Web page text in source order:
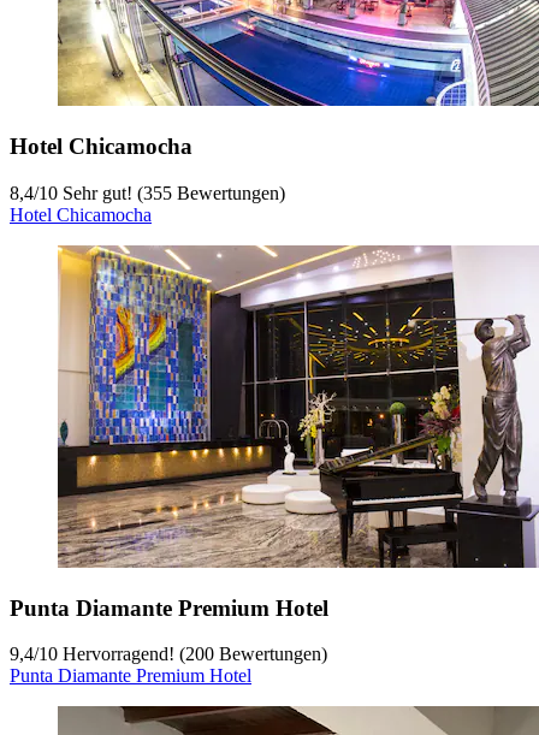
Hotel Chicamocha
8,4/10 Sehr gut! (355 Bewertungen)
Hotel Chicamocha
Punta Diamante Premium Hotel
9,4/10 Hervorragend! (200 Bewertungen)
Punta Diamante Premium Hotel